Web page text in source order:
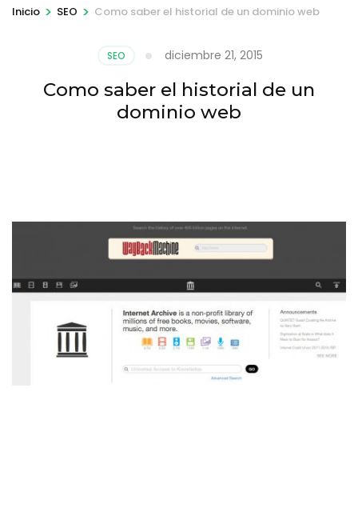
Inicio > SEO > Como saber el historial de un dominio web
SEO diciembre 21, 2015
Como saber el historial de un
dominio web